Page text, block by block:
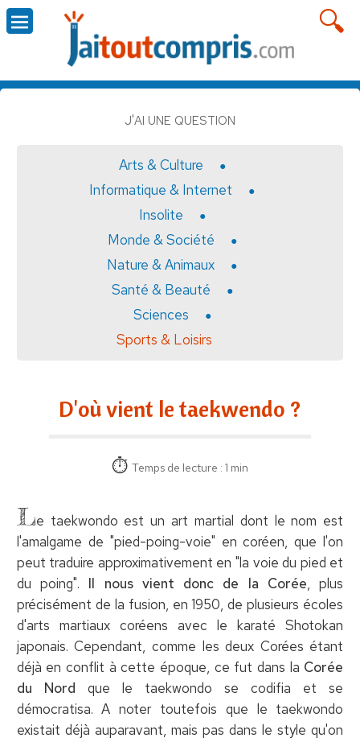
J'AI UNE QUESTION
Arts & Culture
Informatique & Internet
Insolite
Monde & Société
Nature & Animaux
Santé & Beauté
Sciences
Sports & Loisirs
D'où vient le taekwendo ?
Temps de lecture : 1 min
Le taekwondo est un art martial dont le nom est
l'amalgame de "pied-poing-voie" en coréen, que l'on
peut traduire approximativement en "la voie du pied et
du poing". Il nous vient donc de la Corée, plus
précisément de la fusion, en 1950, de plusieurs écoles
d'arts martiaux coréens avec le karaté Shotokan
japonais. Cependant, comme les deux Corées étant
déjà en conflit à cette époque, ce fut dans la Corée
du Nord que le taekwondo se codifia et se
démocratisa. A noter toutefois que le taekwondo
existait déjà auparavant, mais pas dans le style qu'on